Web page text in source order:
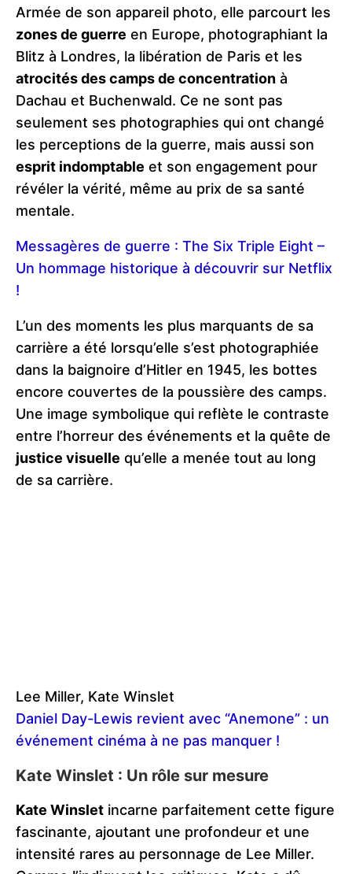
Armée de son appareil photo, elle parcourt les
zones de guerre en Europe, photographiant la
Blitz à Londres, la libération de Paris et les
atrocités des camps de concentration à
Dachau et Buchenwald. Ce ne sont pas
seulement ses photographies qui ont changé
les perceptions de la guerre, mais aussi son
esprit indomptable et son engagement pour
révéler la vérité, même au prix de sa santé
mentale.
Messagères de guerre : The Six Triple Eight –
Un hommage historique à découvrir sur Netflix
!
L’un des moments les plus marquants de sa
carrière a été lorsqu’elle s’est photographiée
dans la baignoire d’Hitler en 1945, les bottes
encore couvertes de la poussière des camps.
Une image symbolique qui reflète le contraste
entre l’horreur des événements et la quête de
justice visuelle qu’elle a menée tout au long
de sa carrière.
Lee Miller, Kate Winslet
Daniel Day-Lewis revient avec “Anemone” : un
événement cinéma à ne pas manquer !
Kate Winslet : Un rôle sur mesure
Kate Winslet incarne parfaitement cette figure
fascinante, ajoutant une profondeur et une
intensité rares au personnage de Lee Miller.